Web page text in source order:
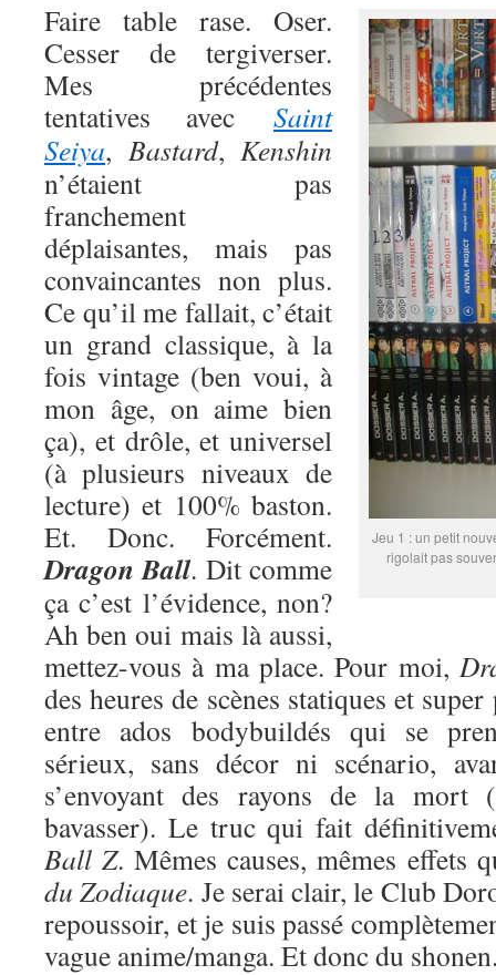
Jeu 1 : un petit
rigolait pas
Faire table rase. Oser.
Cesser de tergiverser.
Mes précédentes
tentatives avec Saint
Seiya, Bastard, Kenshin
n’étaient pas
franchement
déplaisantes, mais pas
convaincantes non plus.
Ce qu’il me fallait, c’était
un grand classique, à la
fois vintage (ben voui, à
mon âge, on aime bien
ça), et drôle, et universel
(à plusieurs niveaux de
lecture) et 100% baston.
Et. Donc. Forcément.
Dragon Ball. Dit comme
ça c’est l’évidence, non?
Ah ben oui mais là aussi,
mettez-vous à ma place. Pour moi,
des heures de scènes statiques et
entre ados bodybuildés qui se
sérieux, sans décor ni scénario,
s’envoyant des rayons de la mort
bavasser). Le truc qui fait
Ball Z. Mêmes causes, mêmes effets
du Zodiaque. Je serai clair, le Club
repoussoir, et je suis passé
vague anime/manga. Et donc du